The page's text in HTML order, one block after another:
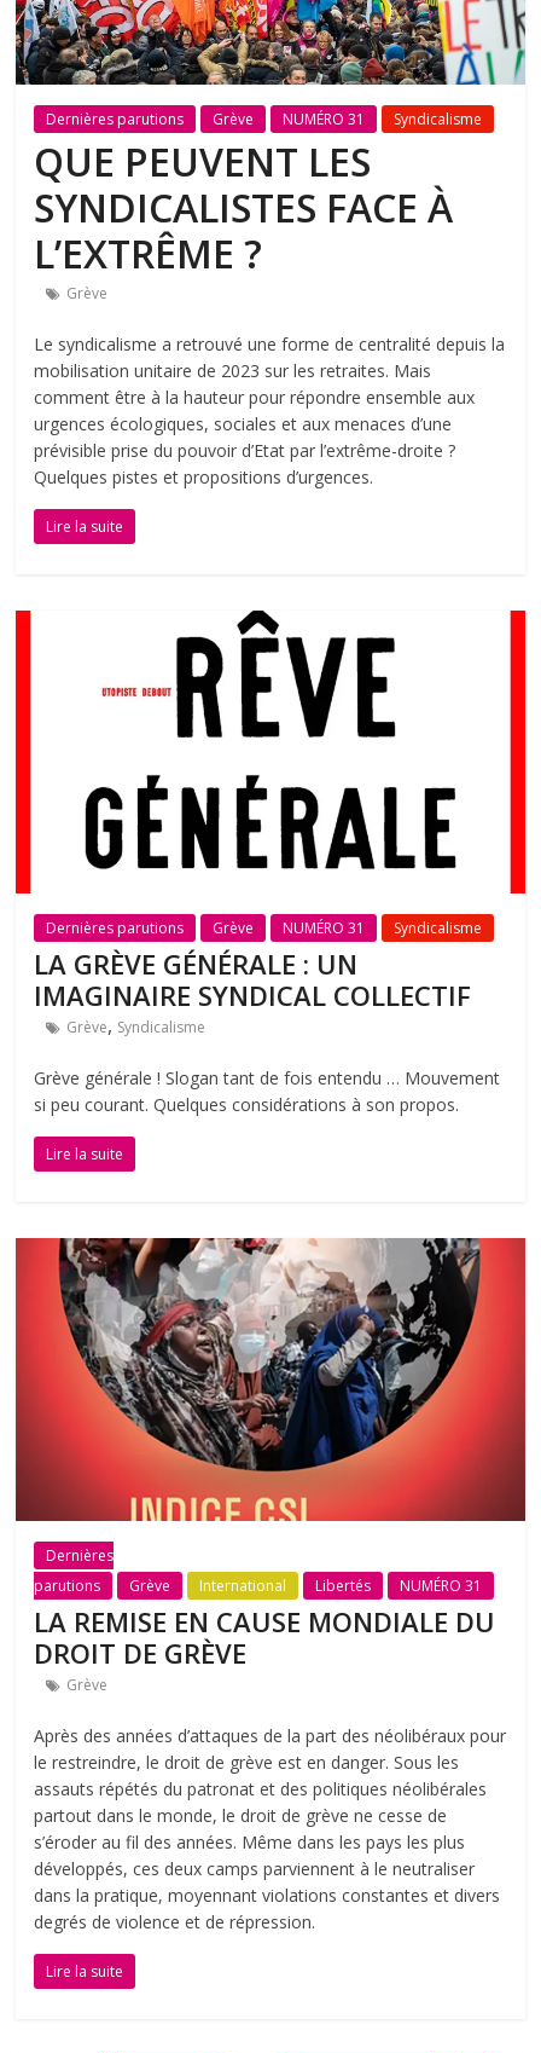
Dernières parutions Grève NUMÉRO 31 Syndicalisme
QUE PEUVENT LES
SYNDICALISTES FACE À
L’EXTRÊME ?
Grève
Le syndicalisme a retrouvé une forme de centralité depuis la
mobilisation unitaire de 2023 sur les retraites. Mais
comment être à la hauteur pour répondre ensemble aux
urgences écologiques, sociales et aux menaces d’une
prévisible prise du pouvoir d’Etat par l’extrême-droite ?
Quelques pistes et propositions d’urgences.
Lire la suite
Dernières parutions Grève NUMÉRO 31 Syndicalisme
LA GRÈVE GÉNÉRALE : UN
IMAGINAIRE SYNDICAL COLLECTIF
Grève, Syndicalisme
Grève générale ! Slogan tant de fois entendu … Mouvement
si peu courant. Quelques considérations à son propos.
Lire la suite
Dernières
parutions
Grève International Libertés NUMÉRO 31
LA REMISE EN CAUSE MONDIALE DU
DROIT DE GRÈVE
Grève
Après des années d’attaques de la part des néolibéraux pour
le restreindre, le droit de grève est en danger. Sous les
assauts répétés du patronat et des politiques néolibérales
partout dans le monde, le droit de grève ne cesse de
s’éroder au fil des années. Même dans les pays les plus
développés, ces deux camps parviennent à le neutraliser
dans la pratique, moyennant violations constantes et divers
degrés de violence et de répression.
Lire la suite